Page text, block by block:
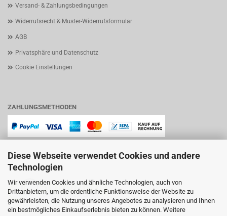
Diese Webseite verwendet Cookies und andere
Technologien
Wir verwenden Cookies und ähnliche Technologien, auch von
Drittanbietern, um die ordentliche Funktionsweise der Website zu
gewährleisten, die Nutzung unseres Angebotes zu analysieren und Ihnen
ein bestmögliches Einkaufserlebnis bieten zu können. Weitere
Versand- & Zahlungsbedingungen
Widerrufsrecht & Muster-Widerrufsformular
AGB
Privatsphäre und Datenschutz
Cookie Einstellungen
ZAHLUNGSMETHODEN
Lindenstraße 11